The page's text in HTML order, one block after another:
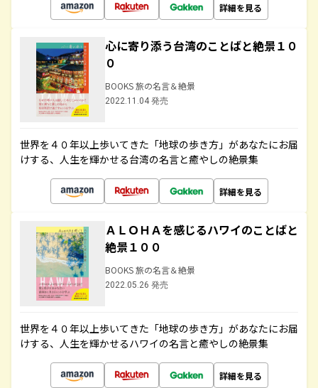
詳細を見る
心に寄り添う台湾のことばと絶景１０
０
BOOKS 旅の名言＆絶景
2022.11.04 発売
世界を４０年以上歩いてきた「地球の歩き方」があなたにお届
けする、人生を輝かせる台湾の名言と癒やしの絶景集
詳細を見る
ＡＬＯＨＡを感じるハワイのことばと
絶景１００
BOOKS 旅の名言＆絶景
2022.05.26 発売
世界を４０年以上歩いてきた「地球の歩き方」があなたにお届
けする、人生を輝かせるハワイの名言と癒やしの絶景集
詳細を見る